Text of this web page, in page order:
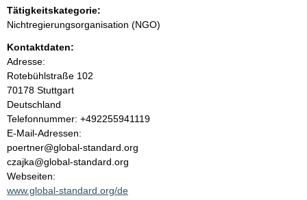
n
i
n
h
a
l
t
Tätigkeitskategorie:
Nichtregierungsorganisation (NGO)
Kontaktdaten:
Adresse:
Rotebühlstraße 102
70178 Stuttgart
Deutschland
K
o
n
t
a
k
Telefonnummer: +492255941119
E-Mail-Adressen:
poertner@global-standard.org
czajka@global-standard.org
Webseiten:
www.global-standard.org/de